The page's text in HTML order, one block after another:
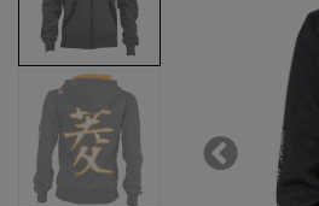
Doiyo Previous